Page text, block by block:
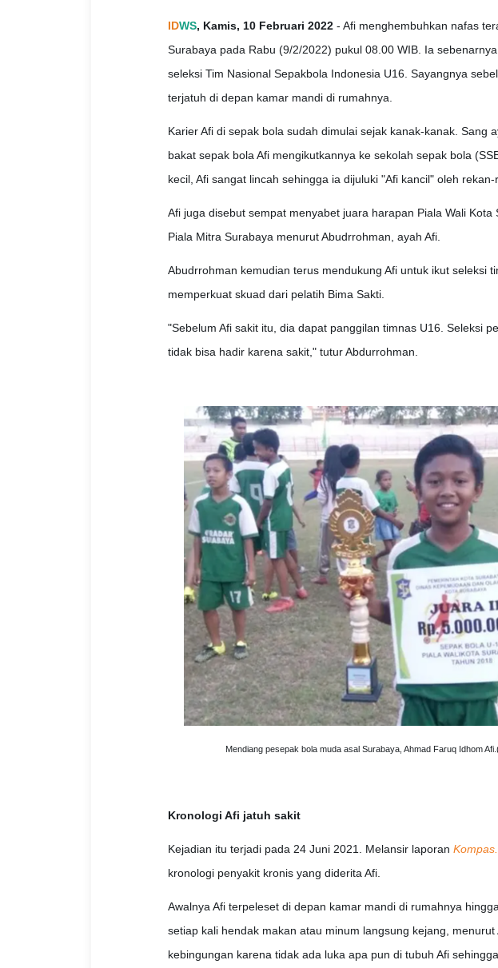
IDWS, Kamis, 10 Februari 2022- Afi menghembuhkan nafas
Surabaya pada Rabu (9/2/2022) pukul 08.00 WIB. Ia
seleksi Tim Nasional Sepakbola Indonesia U16. Sayangnya
terjatuh di depan kamar mandi di rumahnya.
Karier Afi di sepak bola sudah dimulai sejak kanak-kanak. Sang
bakat sepak bola Afi mengikutkannya ke sekolah sepak bola
kecil, Afi sangat lincah sehingga ia dijuluki "Afi kancil" oleh rekan-
Afi juga disebut sempat menyabet juara harapan Piala Wali
Piala Mitra Surabaya menurut Abudrrohman, ayah Afi.
Abudrrohman kemudian terus mendukung Afi untuk ikut seleksi
memperkuat skuad dari pelatih Bima Sakti.
"Sebelum Afi sakit itu, dia dapat panggilan timnas U16. Seleksi
tidak bisa hadir karena sakit," tutur Abdurrohman.
Mendiang pesepak bola muda asal Surabaya, Ahmad Faruq Idhom
Kronologi Afi jatuh sakit
Kejadian itu terjadi pada 24 Juni 2021. Melansir laporan
kronologi penyakit kronis yang diderita Afi.
Awalnya Afi terpeleset di depan kamar mandi di rumahnya
setiap kali hendak makan atau minum langsung kejang,
kebingungan karena tidak ada luka apa pun di tubuh Afi